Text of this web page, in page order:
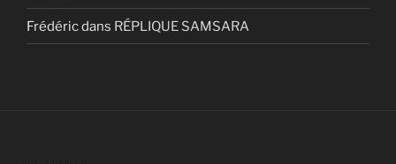
Frédéricdans RÉPLIQUE SAMSARA